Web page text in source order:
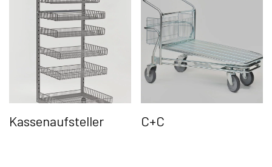
Kassenaufsteller C+C